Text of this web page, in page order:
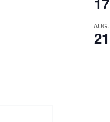
AUG.
21